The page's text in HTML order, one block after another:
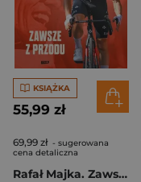
KSIĄŻKA
55,99 zł
69,99 zł - sugerowana
cena detaliczna
Rafał Majka. Zawsze z przodu. Rozmawia Tomasz Kalemba - książka z autografem